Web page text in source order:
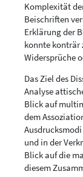
Komplexität
Beischriften
Erklärung der
konnte konträr
Widersprüche
Das Ziel des
Analyse
Blick auf
dem
und in der
Blick auf die
diesem